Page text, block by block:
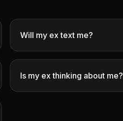
Will my ex text me?
Is my ex thinking about me?